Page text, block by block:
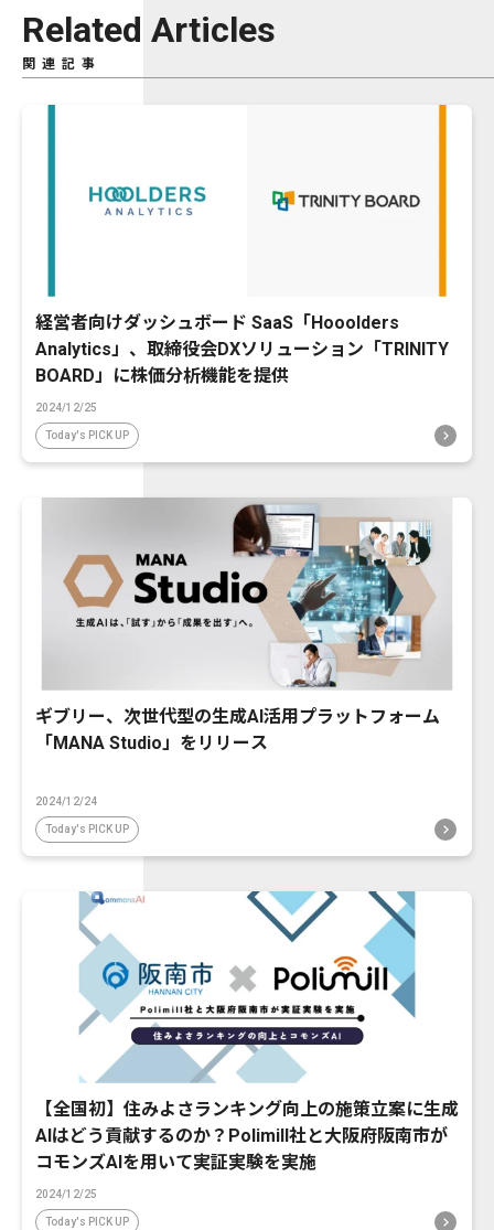
Related Articles
関連記事
経営者向けダッシュボード SaaS「Hooolders
Analytics」、取締役会DXソリューション「TRINITY
BOARD」に株価分析機能を提供
2024/12/25
Today's PICK UP
ギブリー、次世代型の生成AI活用プラットフォーム
「MANA Studio」をリリース
2024/12/24
Today's PICK UP
【全国初】住みよさランキング向上の施策立案に生成
AIはどう貢献するのか？Polimill社と大阪府阪南市が
コモンズAIを用いて実証実験を実施
2024/12/25
Today's PICK UP